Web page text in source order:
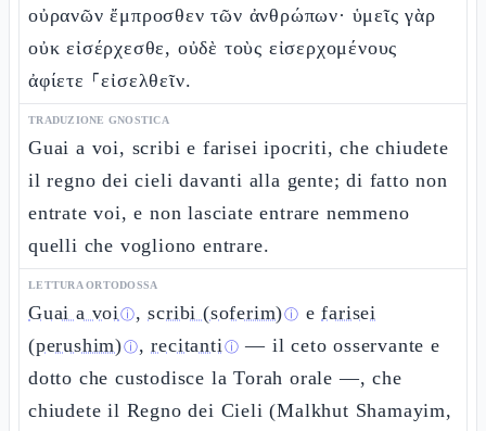
οὐρανῶν ἔμπροσθεν τῶν ἀνθρώπων· ὑμεῖς γὰρ
οὐκ εἰσέρχεσθε, οὐδὲ τοὺς εἰσερχομένους
ἀφίετε ⸀εἰσελθεῖν.
TRADUZIONE GNOSTICA
Guai a voi, scribi e farisei ipocriti, che chiudete
il regno dei cieli davanti alla gente; di fatto non
entrate voi, e non lasciate entrare nemmeno
quelli che vogliono entrare.
LETTURA ORTODOSSA
Guai a voiⓘ,scribi (soferim)ⓘ efarisei
(perushim)ⓘ,recitantiⓘ — il ceto osservante e
dotto che custodisce la Torah orale —, che
chiudete il Regno dei Cieli (Malkhut Shamayim,